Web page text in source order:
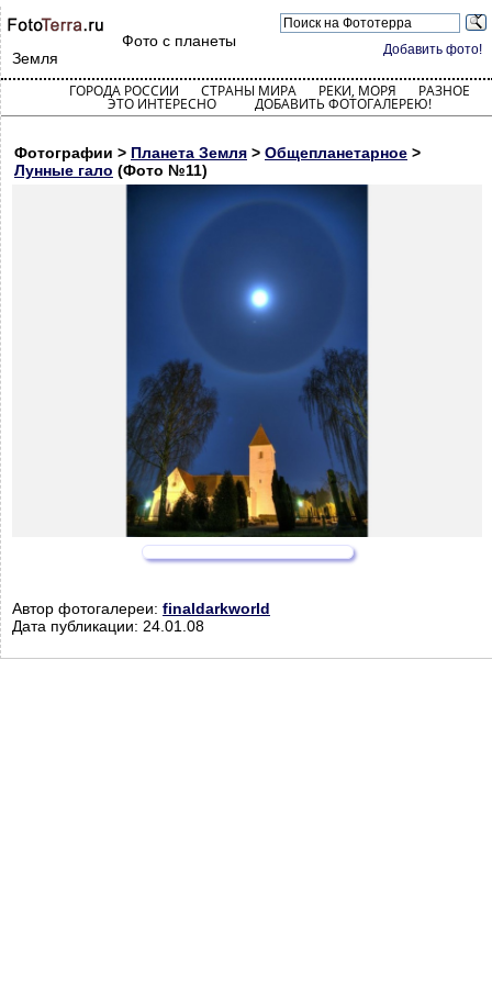
Добавить фото!
Фото с планеты
Земля
ГОРОДА РОССИИ СТРАНЫ МИРА РЕКИ, МОРЯ РАЗНОЕ
ЭТО ИНТЕРЕСНО ДОБАВИТЬ ФОТОГАЛЕРЕЮ!
Фотографии > Планета Земля > Общепланетарное >
Лунные гало (Фото №11)
Автор фотогалереи: finaldarkworld
Дата публикации: 24.01.08